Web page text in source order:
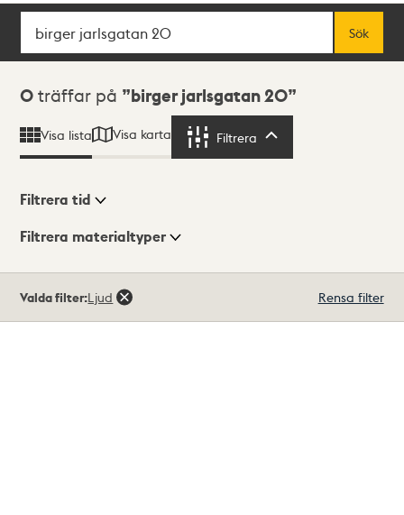
Sök
Sök
Sökresultat
0 träffar på birger jarlsgatan 20
Visa lista Visa karta Filtrera
Visningsläge
Filtrera tid
Filtrera materialtyper
träffar
Valda filter:Ljud Rensa filter